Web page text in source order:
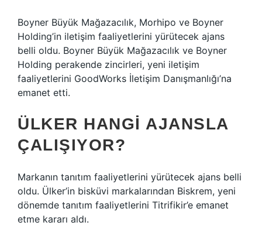
Boyner Büyük Mağazacılık, Morhipo ve Boyner
Holding’in iletişim faaliyetlerini yürütecek ajans
belli oldu. Boyner Büyük Mağazacılık ve Boyner
Holding perakende zincirleri, yeni iletişim
faaliyetlerini GoodWorks İletişim Danışmanlığı’na
emanet etti.
ÜLKER HANGI AJANSLA
ÇALIŞIYOR?
Markanın tanıtım faaliyetlerini yürütecek ajans belli
oldu. Ülker’in bisküvi markalarından Biskrem, yeni
dönemde tanıtım faaliyetlerini Titrifikir’e emanet
etme kararı aldı.